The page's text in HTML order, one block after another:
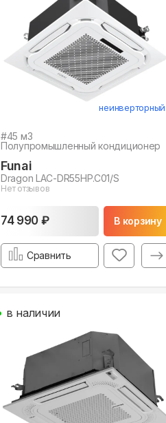
неинверторный
#45 м3
Полупромышленный кондиционер
Funai
Dragon LAC-DR55HP.C01/S
Нет отзывов
74 990 ₽ В корзину
Сравнить
в наличии